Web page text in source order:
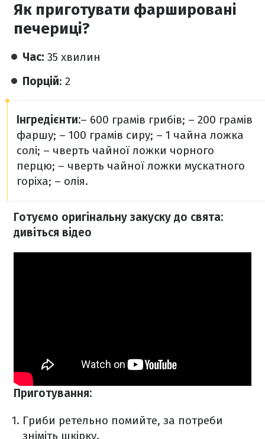
Як приготувати фаршировані
печериці?
Час: 35 хвилин
Порцій: 2
Інгредієнти:– 600 грамів грибів; – 200 грамів
фаршу; – 100 грамів сиру; – 1 чайна ложка
солі; – чверть чайної ложки чорного
перцю; – чверть чайної ложки мускатного
горіха; – олія.
Готуємо оригінальну закуску до свята:
дивіться відео
Приготування:
Гриби ретельно помийте, за потреби
зніміть шкірку.